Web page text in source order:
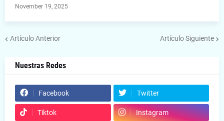
November 19, 2025
Artículo Anterior Artículo Siguiente
Nuestras Redes
Facebook Twitter
Tiktok Instagram